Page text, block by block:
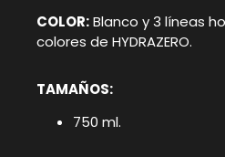
COLOR:Blanco y 3 líneas
colores de HYDRAZERO.
TAMAÑOS:
750 ml.